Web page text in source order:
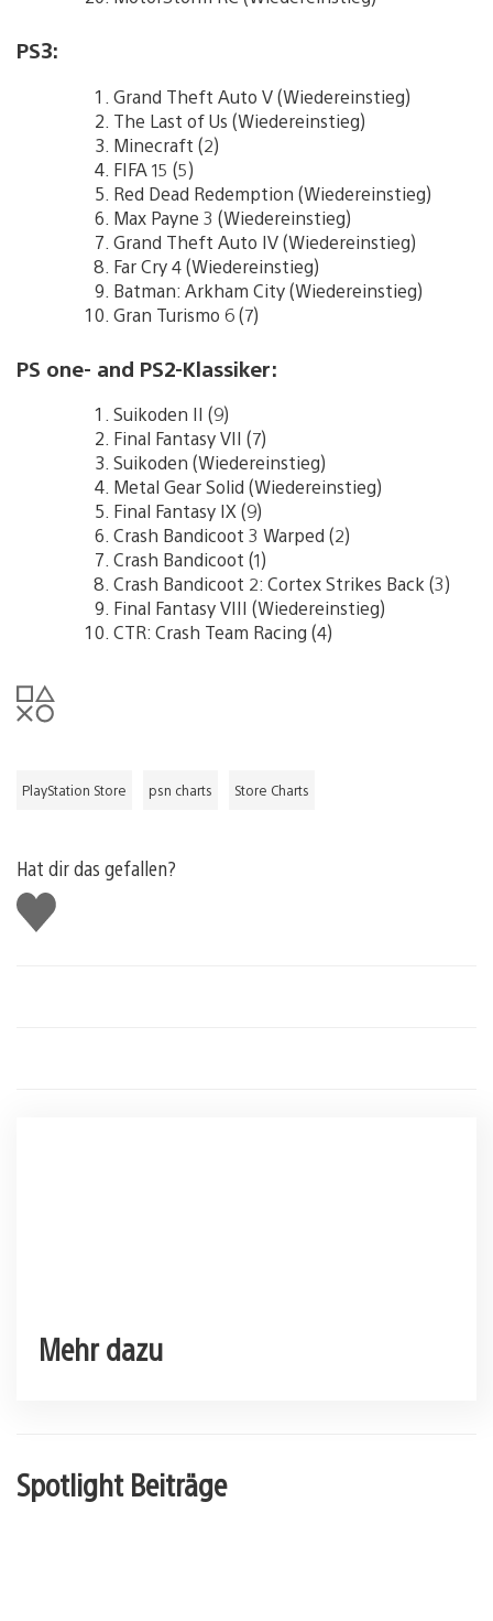
PS3:
Grand Theft Auto V (Wiedereinstieg)
The Last of Us (Wiedereinstieg)
Minecraft (2)
FIFA 15 (5)
Red Dead Redemption (Wiedereinstieg)
Max Payne 3 (Wiedereinstieg)
Grand Theft Auto IV (Wiedereinstieg)
Far Cry 4 (Wiedereinstieg)
Batman: Arkham City (Wiedereinstieg)
Gran Turismo 6 (7)
PS one- and PS2-Klassiker:
Suikoden II (9)
Final Fantasy VII (7)
Suikoden (Wiedereinstieg)
Metal Gear Solid (Wiedereinstieg)
Final Fantasy IX (9)
Crash Bandicoot 3 Warped (2)
Crash Bandicoot (1)
Crash Bandicoot 2: Cortex Strikes Back (3)
Final Fantasy VIII (Wiedereinstieg)
CTR: Crash Team Racing (4)
PlayStation Store psn charts Store Charts
Hat dir das gefallen?
Gefällt
mir
Mehr dazu
Spotlight Beiträge